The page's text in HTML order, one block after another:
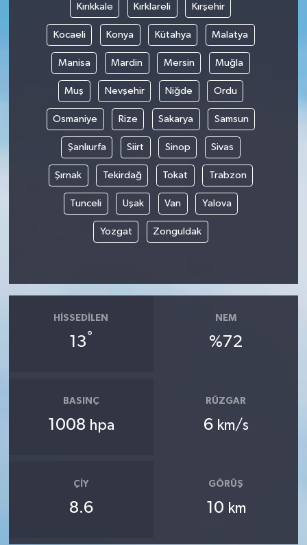
Kırıkkale Kırklareli Kırşehir
Kocaeli Konya Kütahya Malatya
Manisa Mardin Mersin Muğla
Muş Nevşehir Niğde Ordu
Osmaniye Rize Sakarya Samsun
Şanlıurfa Siirt Sinop Sivas
Şırnak Tekirdağ Tokat Trabzon
Tunceli Uşak Van Yalova
Yozgat Zonguldak
HISSEDILEN
13°
NEM
%72
BASINÇ
1008 hpa
RÜZGAR
6 km/s
ÇIY
8.6
GÖRÜŞ
10 km